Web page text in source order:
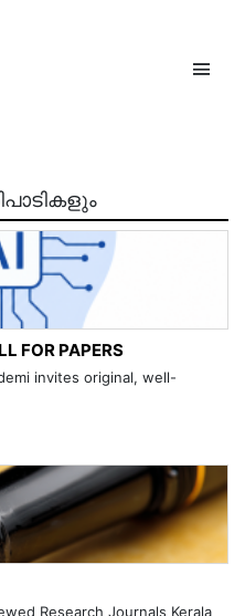
ലക്കം5
FOR PAPERS
invites original, well-
Research Journals Kerala